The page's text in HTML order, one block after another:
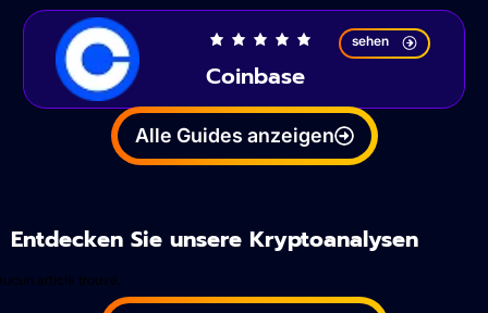
Coinbase
sehen
Alle Guides anzeigen
Entdecken Sie unsere Kryptoanalysen
article trouvé.